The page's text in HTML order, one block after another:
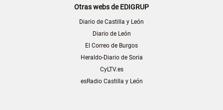
Otras webs de EDIGRUP
Diario de Castilla y León
Diario de León
El Correo de Burgos
Heraldo-Diario de Soria
CyLTV.es
esRadio Castilla y León